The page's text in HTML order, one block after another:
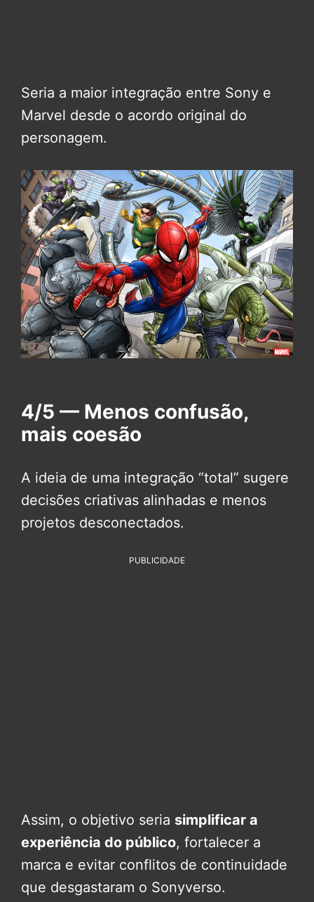
Seria a maior integração entre Sony e
Marvel desde o acordo original do
personagem.
4/5 — Menos confusão,
mais coesão
A ideia de uma integração “total” sugere
decisões criativas alinhadas e menos
projetos desconectados.
PUBLICIDADE
Assim, o objetivo seria simplificar a
experiência do público, fortalecer a
marca e evitar conflitos de continuidade
que desgastaram o Sonyverso.